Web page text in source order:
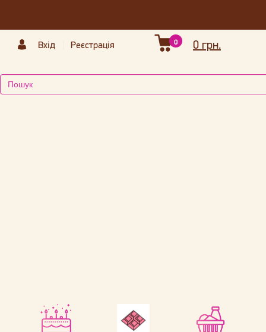
Вхід Реєстрація 0 грн.
0